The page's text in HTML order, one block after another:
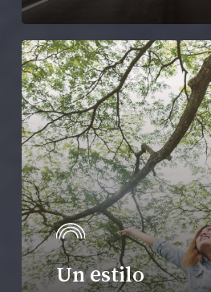
Un estilo